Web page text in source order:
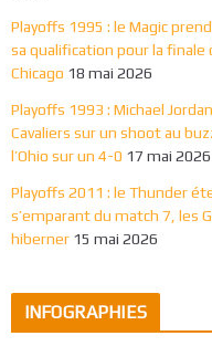
Playoffs 1995 : le Magic
sa qualification pour la finale
Chicago 18 mai 2026
Playoffs 1993 : Michael
Cavaliers sur un shoot au
l’Ohio sur un 4-0 17 mai 2026
Playoffs 2011 : le Thunder
s’emparant du match 7, les
hiberner 15 mai 2026
INFOGRAPHIES